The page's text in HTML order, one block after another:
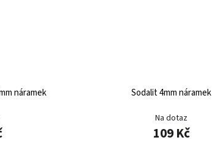
náramek Sodalit 4mm náramek
Na dotaz
109 Kč